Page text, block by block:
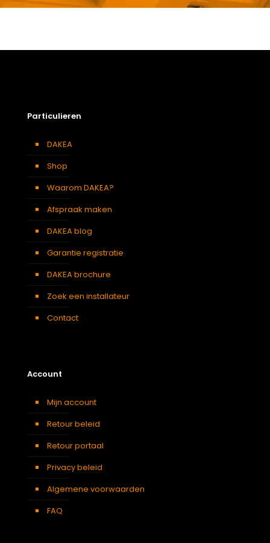
Particulieren
DAKEA
Shop
Waarom DAKEA?
Afspraak maken
DAKEA blog
Garantie registratie
DAKEA brochure
Zoek een installateur
Contact
Account
Mijn account
Retour beleid
Retour portaal
Privacy beleid
Algemene voorwaarden
FAQ